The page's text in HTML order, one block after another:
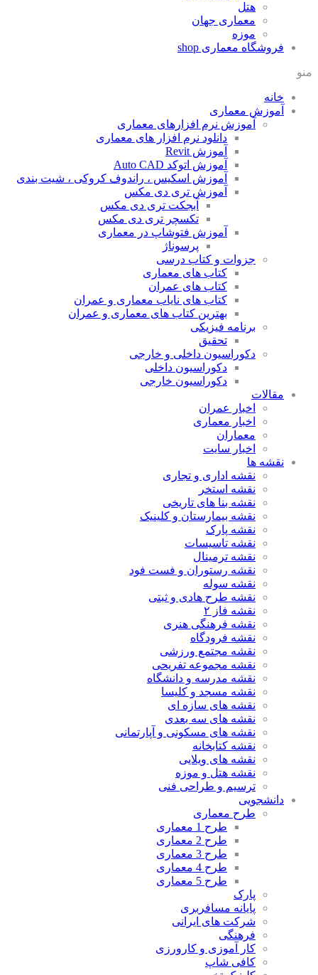
هتل
معماری جهان
موزه
فروشگاه معماری shop
منو
خانه
آموزش معماری
آموزش نرم افزارهای معماری
دانلود نرم افزار های معماری
آموزش Revit
آموزش اتوکد Auto CAD
آموزش اسکیس ، راندوف کروکی ، شیت بندی
آموزش تری دی مکس
آبجکت تری دی مکس
تکسچر تری دی مکس
آموزش فتوشاپ در معماری
پرسوناژ
جزوات و کتاب درسی
کتاب های معماری
کتاب های عمران
کتاب های نایاب معماری و عمران
بهترین کتاب های معماری و عمران
برنامه فیزیکی
تحقیق
دکوراسیون داخلی و خارجی
دکوراسیون داخلی
دکوراسیون خارجی
مقالات
اخبار عمران
اخبار معماری
معماران
اخبار سایت
نقشه ها
نقشه اداری و تجاری
نقشه استخر
نقشه بنا های تاریخی
نقشه بیمارستان و کلینیک
نقشه پارک
نقشه تاسیسات
نقشه ترمینال
نقشه رستوران و فست فود
نقشه سوله
نقشه طرح هادی و ثبتی
نقشه فاز ۲
نقشه فرهنگی هنری
نقشه فرودگاه
نقشه مجتمع ورزشی
نقشه مجموعه تفریحی
نقشه مدرسه و دانشگاه
نقشه مسجد و کلیسا
نقشه های سازه ای
نقشه های سه بعدی
نقشه های مسکونی و آپارتمانی
نقشه کتابخانه
نقشه های ویلایی
نقشه هتل و موزه
ترسیم و طراحی فنی
دانشجویی
طرح معماری
طرح 1 معماری
طرح 2 معماری
طرح 3 معماری
طرح 4 معماری
طرح 5 معماری
پارک
پایانه مسافربری
شرکت های ایرانی
فرهنگی
کار آموزی و کارورزی
کافی شاپ